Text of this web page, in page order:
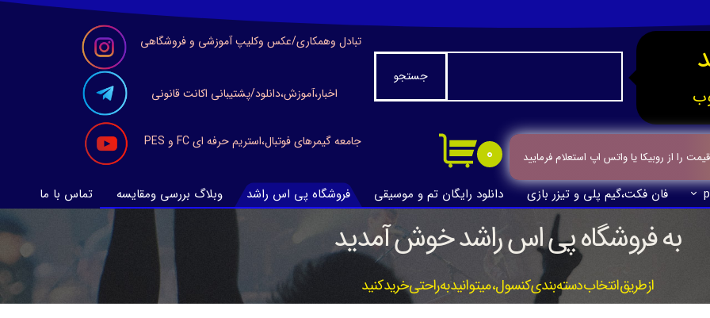
فان فکت،گیم پلی و تیزر بازی دانلود رایگان تم و موسیقی فروشگاه پی اس راشد وبلاگ بررسی ومقایسه تماس با ما
جامعه گیمرهای فوتبال،استریم حرفه ای FC و PES
تبادل وهمکاری/عکس وکلیپ آموزشی و فروشگاهی
اخبار،آموزش،دانلود/پشتیبانی اکانت قانونی
جستجو
۰ را از روبیکا یا واتس اپ استعلام فرمایید
به فروشگاه پی اس راشد خوش آمدید
از طریق انتخاب دسته بندی کنسول، میتوانید به راحتی خرید کنید